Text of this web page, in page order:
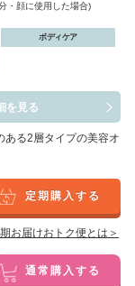
に使用した場合)
ボディケア
を見る
ある2層タイプの美容オ
定期購入する
お届けおトク便とは＞
通常購入する